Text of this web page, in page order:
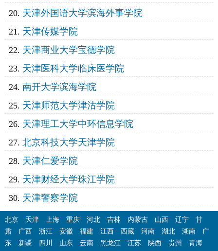
天津外国语大学滨海外事学院
天津传媒学院
天津商业大学宝德学院
天津医科大学临床医学院
南开大学滨海学院
天津师范大学津沽学院
天津理工大学中环信息学院
北京科技大学天津学院
天津仁爱学院
天津财经大学珠江学院
天津警察学院
北京 天津 上海 重庆 河北 吉林 内蒙古 山西 辽宁
甘
肃
广西 浙江 安徽 福建 江西 西藏 河南 湖北 湖南
广
东
新疆 四川 山东 云南 黑龙江 江苏 陕西 贵州
青海